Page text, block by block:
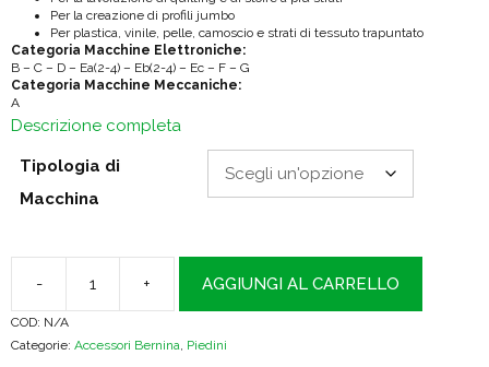
€73.95
Per la creazione di profili jumbo
Per plastica, vinile, pelle, camoscio e strati di tessuto trapuntato
Categoria Macchine Elettroniche:
B – C – D – Ea(2-4) – Eb(2-4) – Ec – F – G
Categoria Macchine Meccaniche:
A
Descrizione completa
Tipologia di
Macchina
-
rullo
+ AGGIUNGI AL CARRELLO
COD: N/A
Categorie: Accessori Bernina, Piedini